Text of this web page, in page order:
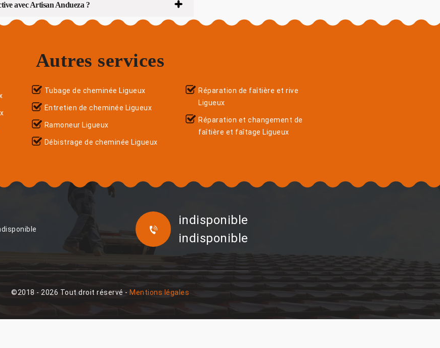
avec Artisan Andueza ?
Autres services
Tubage de cheminée Ligueux
Entretien de cheminée Ligueux
Ramoneur Ligueux
Débistrage de cheminée Ligueux
Réparation de faîtière et rive
Ligueux
Réparation et changement de
faîtière et faîtage Ligueux
indisponible
indisponible
©2018 - 2026 Tout droit réservé - Mentions légales